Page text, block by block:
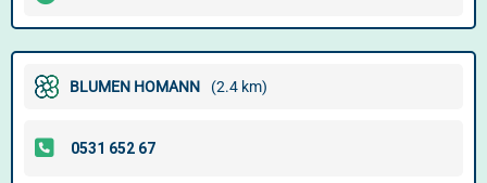
BLUMEN HOMANN (2.4 km)